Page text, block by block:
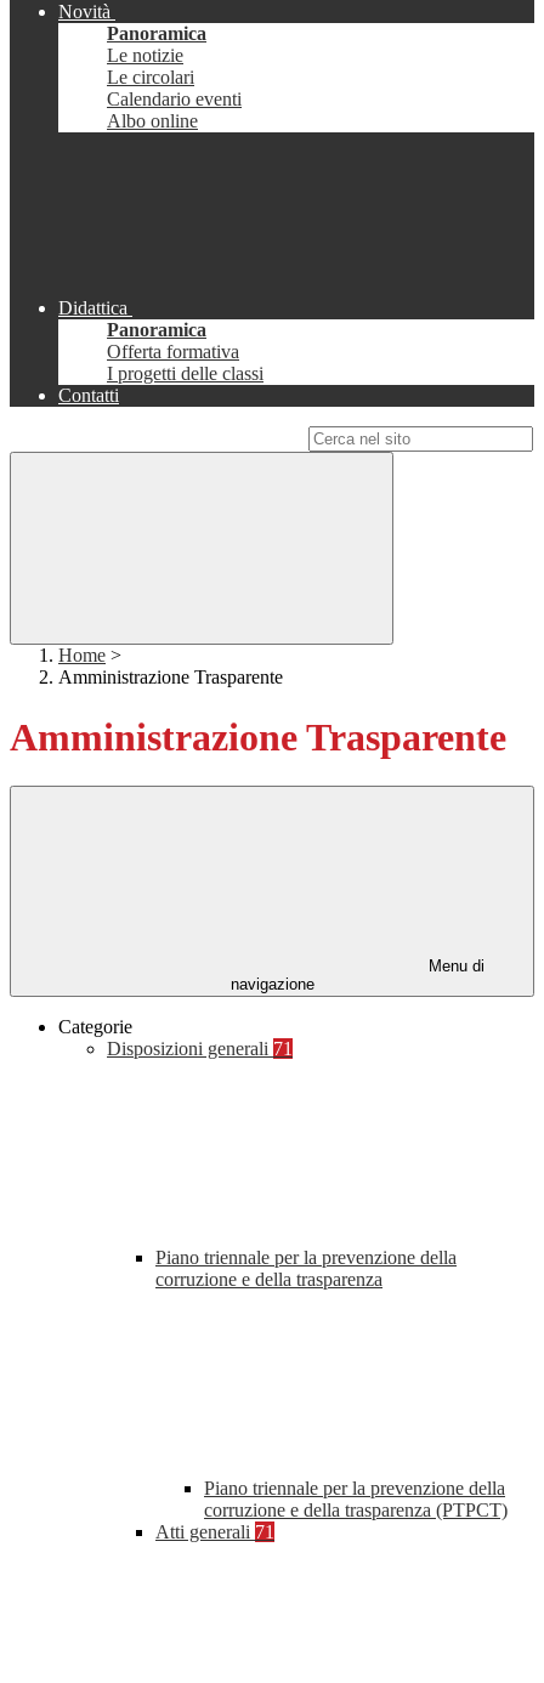
Novità
Panoramica
Le notizie
Le circolari
Calendario eventi
Albo online
Didattica
Panoramica
Offerta formativa
I progetti delle classi
Contatti
Home >
Amministrazione Trasparente
Amministrazione Trasparente
Menu di
navigazione
Categorie
Disposizioni generali 71
Piano triennale per la prevenzione della
corruzione e della trasparenza
Piano triennale per la prevenzione della
corruzione e della trasparenza (PTPCT)
Atti generali 71